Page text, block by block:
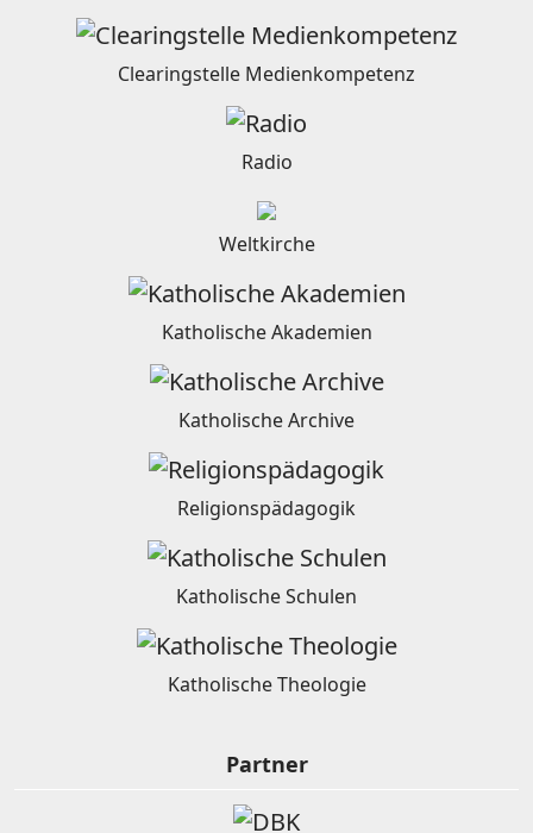
Clearingstelle Medienkompetenz
Radio
Weltkirche
Katholische Akademien
Katholische Archive
Religionspädagogik
Katholische Schulen
Katholische Theologie
Partner